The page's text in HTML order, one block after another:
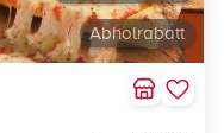
Abholrabatt